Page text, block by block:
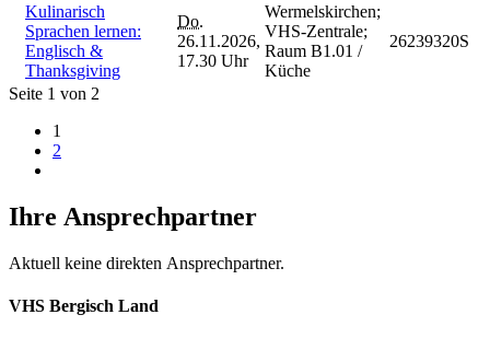
Kulinarisch
Sprachen lernen:
Englisch &
Thanksgiving
Do.
26.11.2026,
17.30 Uhr
Wermelskirchen;
VHS-Zentrale;
Raum B1.01 /
Küche
26239320S
Seite 1 von 2
1
2
Ihre Ansprechpartner
Aktuell keine direkten Ansprechpartner.
VHS Bergisch Land